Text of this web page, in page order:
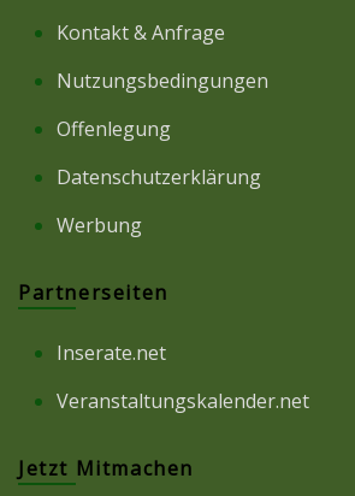
Kontakt & Anfrage
Nutzungsbedingungen
Offenlegung
Datenschutzerklärung
Werbung
Partnerseiten
Inserate.net
Veranstaltungskalender.net
Jetzt Mitmachen